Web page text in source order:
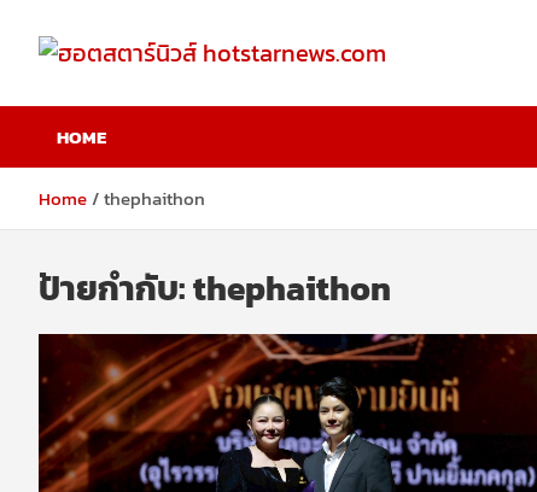
content
ฮอตสตาร์นิวส์
hotstarnews.com
HOME
Home thephaithon
ป้ายกำกับ:thephaithon